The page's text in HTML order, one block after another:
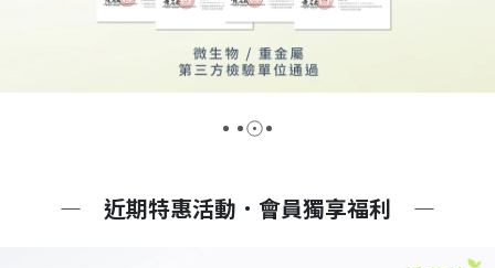
— 近期特惠活動．會員獨享福利 —